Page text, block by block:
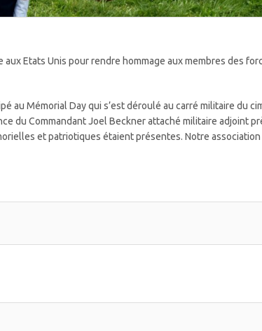
Etats Unis pour rendre hommage aux membres des
au Mémorial Day qui s’est déroulé au carré militaire du
du Commandant Joel Beckner attaché militaire adjoint
et patriotiques étaient présentes. Notre